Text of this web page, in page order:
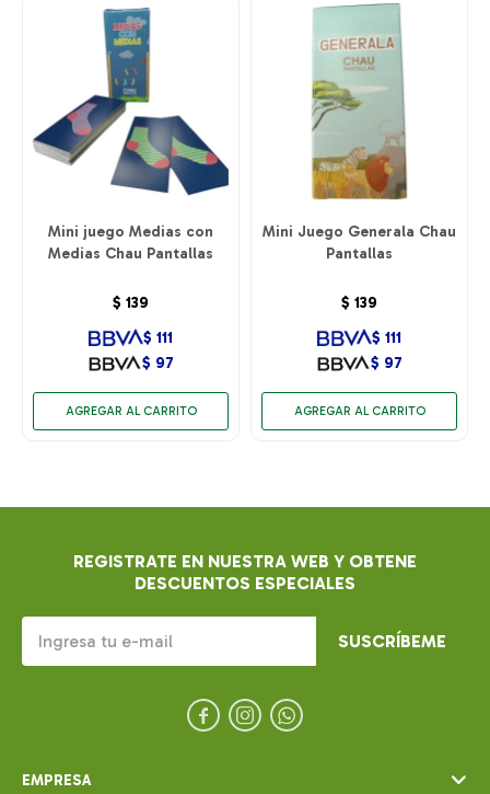
Mini juego Medias con
Medias Chau Pantallas
$ 139
$ 97
$ 111
Mini Juego Generala Chau
Pantallas
$ 139
$ 97
$ 111
EMPRESA
REGISTRATE EN NUESTRA WEB Y OBTENE
DESCUENTOS ESPECIALES
SUSCRÍBEME
  